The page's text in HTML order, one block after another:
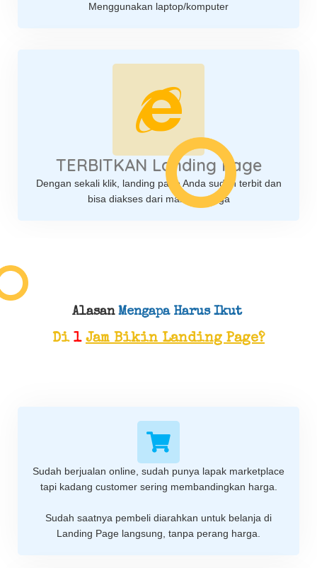
Menggunakan laptop/komputer
TERBITKAN Landing Page
Dengan sekali klik, landing page Anda sudah terbit dan
bisa diakses dari manapun juga
Alasan Mengapa Harus Ikut
Di 1 Jam Bikin Landing Page?
Sudah berjualan online, sudah punya lapak marketplace
tapi kadang customer sering membandingkan harga.
Sudah saatnya pembeli diarahkan untuk belanja di
Landing Page langsung, tanpa perang harga.